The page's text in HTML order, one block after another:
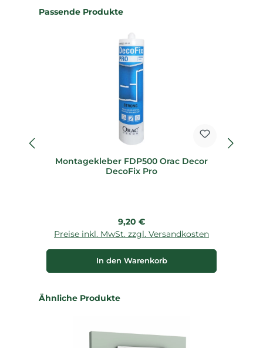
Produktgalerie überspringen
Passende Produkte
Montagekleber FDP500 Orac Decor
DecoFix Pro
Regulärer Preis:
9,20 €
Preise inkl. MwSt. zzgl. Versandkosten
In den Warenkorb
Produktgalerie überspringen
Ähnliche Produkte